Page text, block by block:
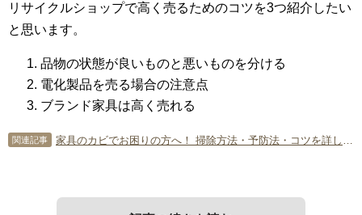
リサイクルショップで高く売るためのコツを3つ紹介したい
と思います。
品物の状態が良いものと悪いものを分ける
電化製品を売る場合の注意点
ブランド家具は高く売れる
関連記事 家具のカビでお困りの方へ！ 掃除方法・予防法・コツを詳しく！